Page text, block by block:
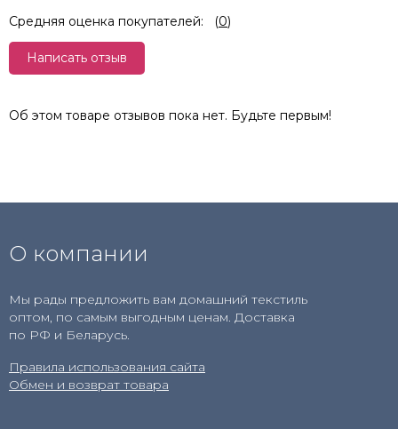
Средняя оценка покупателей: (0)
Написать отзыв
Об этом товаре отзывов пока нет. Будьте первым!
О компании
Мы рады предложить вам домашний текстиль
оптом, по самым выгодным ценам. Доставка
по РФ и Беларусь.
Правила использования сайта
Обмен и возврат товара